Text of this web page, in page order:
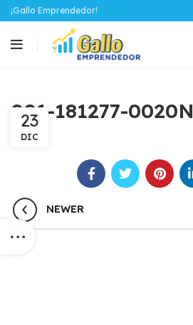
¡Gallo Emprendedor!
001-181277-0020N
23
DIC
NEWER